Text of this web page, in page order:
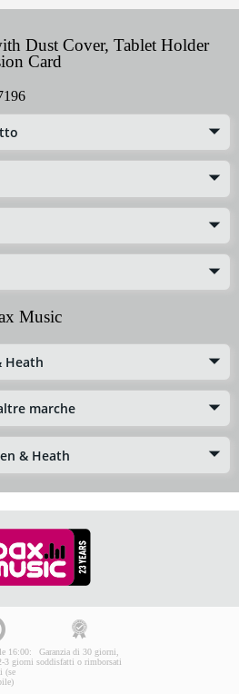
Dust Cover, Tablet Holder
Card
Music
Heath
marche
& Heath
16:00:
3 giorni
(se
Garanzia di 30 giorni,
soddisfatti o rimborsati